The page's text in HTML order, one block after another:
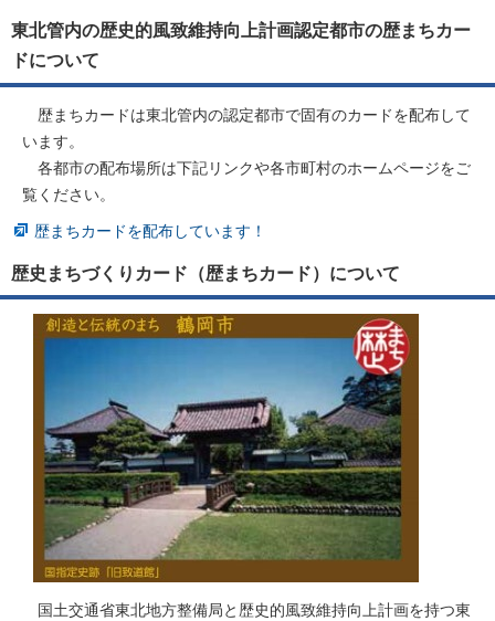
東北管内の歴史的風致維持向上計画認定都市の歴まちカー
ドについて
歴まちカードは東北管内の認定都市で固有のカードを配布して
います。
各都市の配布場所は下記リンクや各市町村のホームページをご
覧ください。
歴まちカードを配布しています！
歴史まちづくりカード（歴まちカード）について
国土交通省東北地方整備局と歴史的風致維持向上計画を持つ東